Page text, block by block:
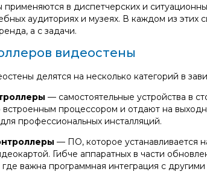
в диспетчерских и
аудиториях и музеях. В каждом из
а с задачи.
видеостены
делятся на несколько категорий в
— самостоятельные устройства в
встроенным процессором и отдают на
профессиональных инсталляций.
— ПО, которое устанавливается
Гибче аппаратных в части
важна программная интеграция с